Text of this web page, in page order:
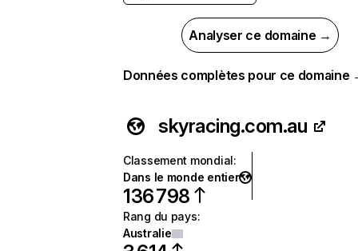
Analyser ce domaine →
Données complètes pour ce domaine
skyracing.com.au
Classement mondial:
Dans le monde entier
136 798
Rang du pays:
Australie